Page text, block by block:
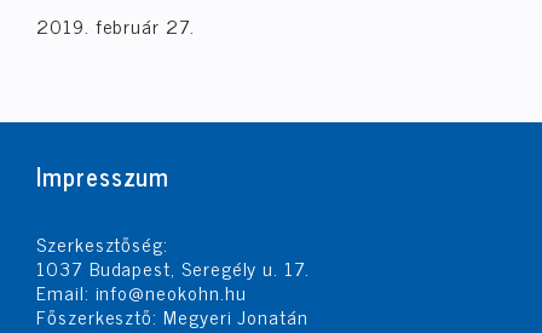
2019. február 27.
Impresszum
Szerkesztőség:
1037 Budapest, Seregély u. 17.
Email: info@neokohn.hu
Főszerkesztő: Megyeri Jonatán